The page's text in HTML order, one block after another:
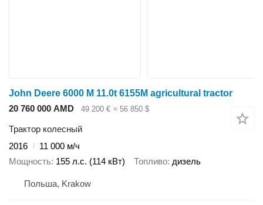
John Deere 6000 M 11.0t 6155M agricultural tractor
20 760 000 AMD
49 200 € ≈ 56 850 $
Трактор колесный
2016
11 000 м/ч
Мощность 155 л.с. (114 кВт) Топливо дизель
Польша, Krakow